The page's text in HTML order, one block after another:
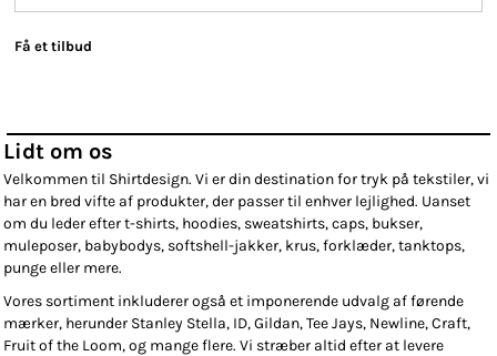
Få et tilbud
Lidt om os
Velkommen til Shirtdesign. Vi er din destination for tryk på tekstiler, vi
har en bred vifte af produkter, der passer til enhver lejlighed. Uanset
om du leder efter t-shirts, hoodies, sweatshirts, caps, bukser,
muleposer, babybodys, softshell-jakker, krus, forklæder, tanktops,
punge eller mere.
Vores sortiment inkluderer også et imponerende udvalg af førende
mærker, herunder Stanley Stella, ID, Gildan, Tee Jays, Newline, Craft,
Fruit of the Loom, og mange flere. Vi stræber altid efter at levere